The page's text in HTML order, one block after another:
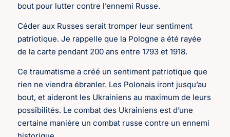
bout pour lutter contre l’ennemi Russe.
Céder aux Russes serait tromper leur sentiment
patriotique. Je rappelle que la Pologne a été rayée
de la carte pendant 200 ans entre 1793 et 1918.
Ce traumatisme a créé un sentiment patriotique que
rien ne viendra ébranler. Les Polonais iront jusqu’au
bout, et aideront les Ukrainiens au maximum de leurs
possibilités. Le combat des Ukrainiens est d’une
certaine manière un combat russe contre un ennemi